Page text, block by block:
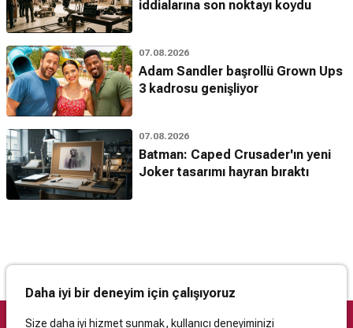
iddialarına son noktayı koydu
07.08.2026
Adam Sandler başrollü Grown Ups
3 kadrosu genişliyor
07.08.2026
Batman: Caped Crusader'ın yeni
Joker tasarımı hayran bıraktı
Daha iyi bir deneyim için çalışıyoruz
Size daha iyi hizmet sunmak, kullanıcı deneyiminizi